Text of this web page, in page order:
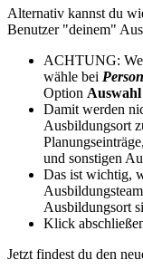
Alternativ kannst du
Benutzer "deinem"
ACHTUNG:
wähle bei
Option
Damit werden
Ausbildungsort
und sonstigen
Das ist wichtig,
Ausbildungsort
Klick
Jetzt findest du den